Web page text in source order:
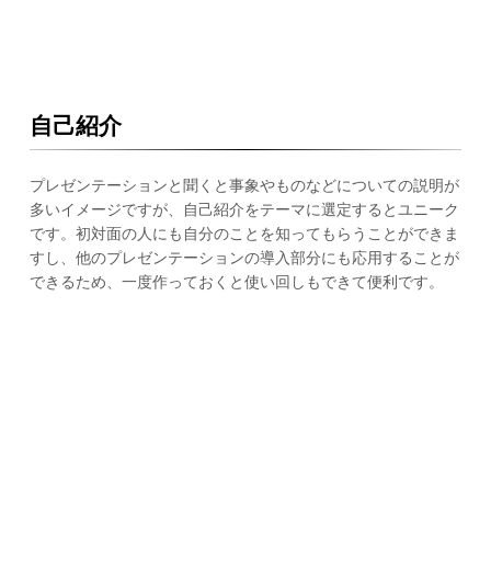
自己紹介
プレゼンテーションと聞くと事象やものなどについての説明が
多いイメージですが、自己紹介をテーマに選定するとユニーク
です。初対面の人にも自分のことを知ってもらうことができま
すし、他のプレゼンテーションの導入部分にも応用することが
できるため、一度作っておくと使い回しもできて便利です。